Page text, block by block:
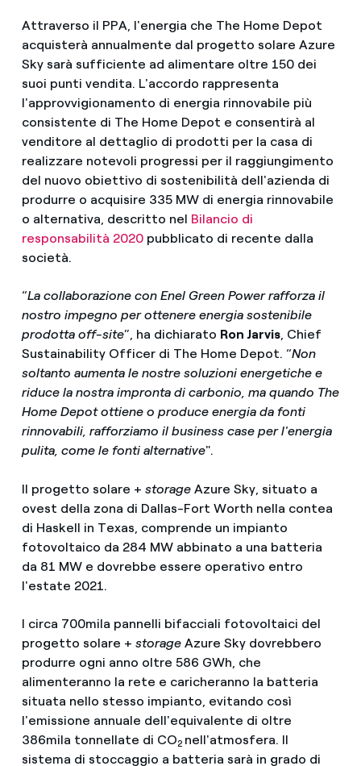
Attraverso il PPA, l'energia che The Home Depot
acquisterà annualmente dal progetto solare Azure
Sky sarà sufficiente ad alimentare oltre 150 dei
suoi punti vendita. L'accordo rappresenta
l'approvvigionamento di energia rinnovabile più
consistente di The Home Depot e consentirà al
venditore al dettaglio di prodotti per la casa di
realizzare notevoli progressi per il raggiungimento
del nuovo obiettivo di sostenibilità dell'azienda di
produrre o acquisire 335 MW di energia rinnovabile
o alternativa, descritto nel Bilancio di
responsabilità 2020pubblicato di recente dalla
società.
“La collaborazione con Enel Green Power rafforza il
nostro impegno per ottenere energia sostenibile
prodotta off-site”, ha dichiarato Ron Jarvis, Chief
Sustainability Officer di The Home Depot. “Non
soltanto aumenta le nostre soluzioni energetiche e
riduce la nostra impronta di carbonio, ma quando The
Home Depot ottiene o produce energia da fonti
rinnovabili, rafforziamo il business case per l'energia
pulita, come le fonti alternative".
Il progetto solare + storageAzure Sky, situato a
ovest della zona di Dallas-Fort Worth nella contea
di Haskell in Texas, comprende un impianto
fotovoltaico da 284 MW abbinato a una batteria
da 81 MW e dovrebbe essere operativo entro
l'estate 2021.
I circa 700mila pannelli bifacciali fotovoltaici del
progetto solare + storageAzure Sky dovrebbero
produrre ogni anno oltre 586 GWh, che
alimenteranno la rete e caricheranno la batteria
situata nello stesso impianto, evitando così
l'emissione annuale dell'equivalente di oltre
386mila tonnellate di CO2 nell'atmosfera. Il
sistema di stoccaggio a batteria sarà in grado di